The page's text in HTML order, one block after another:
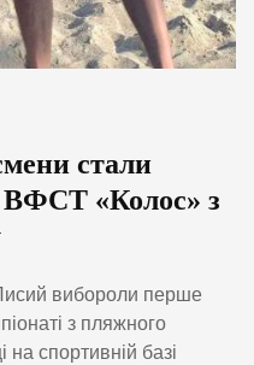
стали
ВФСТ «Колос» з
вибороли перше
з пляжного
на спортивній базі